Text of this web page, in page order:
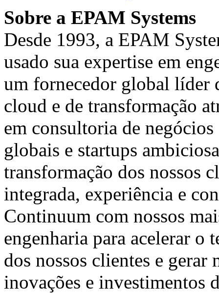
Sobre a EPAM Systems
Desde 1993, a EPAM
usado sua expertise em
um fornecedor global líder
cloud e de transformação
em consultoria de negócios
globais e startups
transformação dos nossos
integrada, experiência e
Continuum com nossos
engenharia para acelerar o
dos nossos clientes e
inovações e investimentos